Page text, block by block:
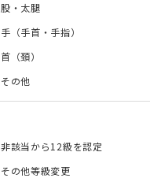
股・太腿
手（手首・手指）
首（頚）
その他
非該当から12級を認定
その他等級変更